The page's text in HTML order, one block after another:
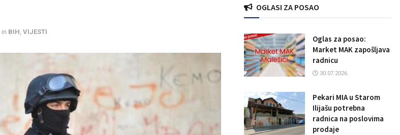
in BIH VIJESTI
OGLASI ZA POSAO
Oglas za posao:
Market MAK zapošljava
radnicu
30.07.2026.
Pekari MIA u Starom
Ilijašu potrebna
radnica na poslovima
prodaje